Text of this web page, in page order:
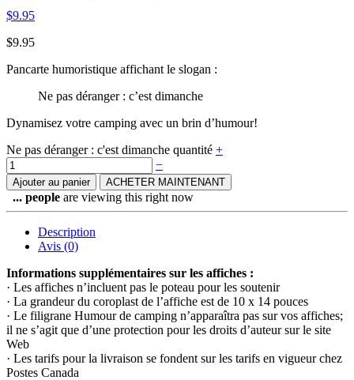
$9.95
$9.95
Pancarte humoristique affichant le slogan :
Ne pas déranger : c’est dimanche
Dynamisez votre camping avec un brin d’humour!
Ne pas déranger : c'est dimanche quantité +
−
Ajouter au panier ACHETER MAINTENANT
... people are viewing this right now
Description
Avis (0)
Informations supplémentaires sur les affiches :
· Les affiches n’incluent pas le poteau pour les soutenir
· La grandeur du coroplast de l’affiche est de 10 x 14 pouces
· Le filigrane Humour de camping n’apparaîtra pas sur vos affiches;
il ne s’agit que d’une protection pour les droits d’auteur sur le site
Web
· Les tarifs pour la livraison se fondent sur les tarifs en vigueur chez
Postes Canada